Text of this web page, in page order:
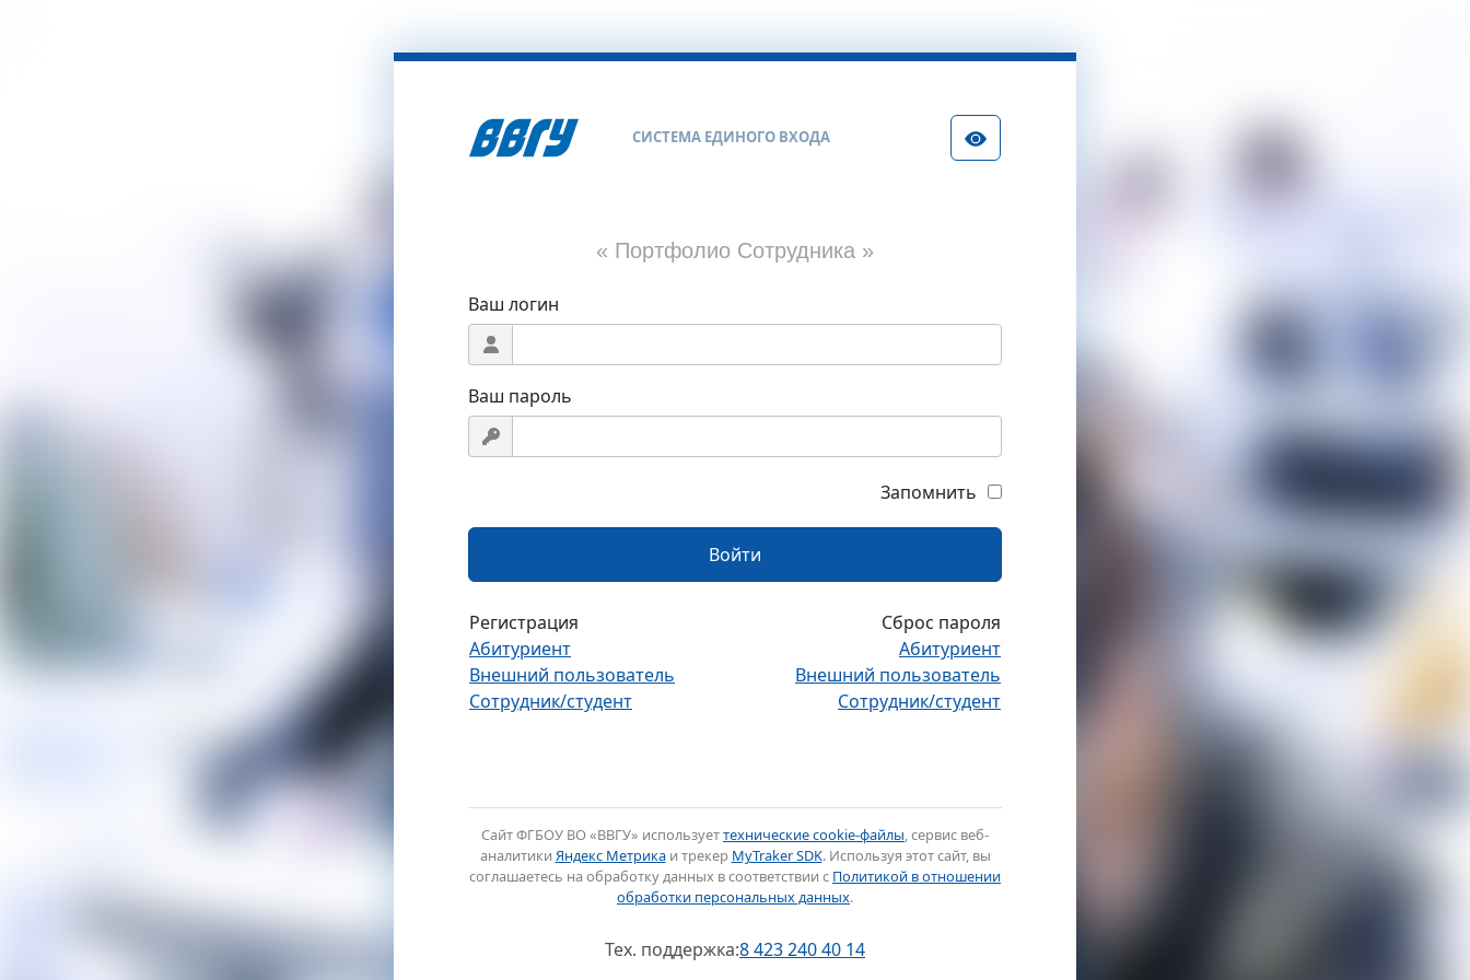
СИСТЕМА ЕДИНОГО ВХОДА
« Портфолио Сотрудника »
Ваш логин
Ваш пароль
Запомнить
Войти
Регистрация
Абитуриент
Внешний пользователь
Сотрудник/студент
Сброс пароля
Абитуриент
Внешний пользователь
Сотрудник/студент
Cайт ФГБОУ ВО «ВВГУ» используеттехнические cookie-файлы, сервис веб-
аналитики Яндекс Метрикаи трекер MyTraker SDK. Используя этот сайт, вы
соглашаетесь на обработку данных в соответствии с Политикой в отношении
обработки персональных данных.
Тех. поддержка:8 423 240 40 14